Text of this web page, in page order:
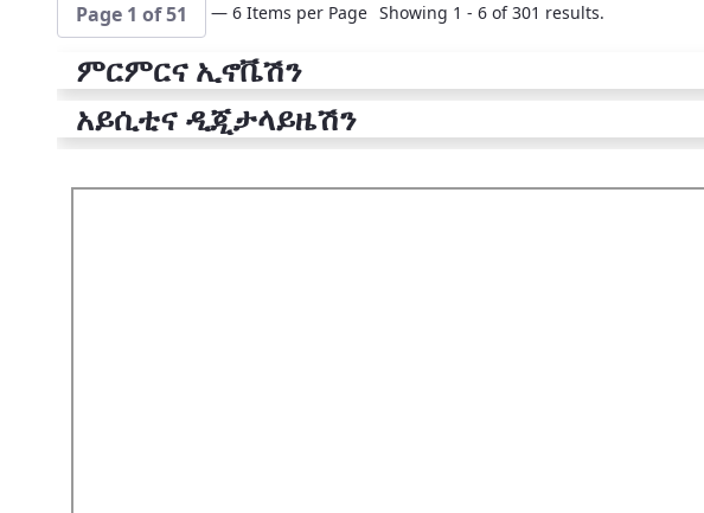
Page 1 of 51 — 6 Items per Page Showing 1 - 6 of 301 results.
ምርምርና ኢኖቬሽን
አይሲቲና ዲጂታላይዜሽን